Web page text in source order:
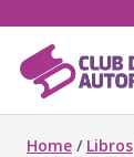
Home / Libros